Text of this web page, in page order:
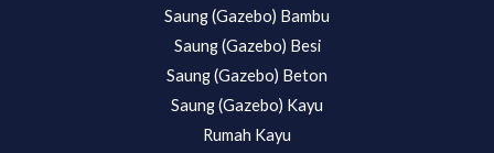
Saung (Gazebo) Bambu
Saung (Gazebo) Besi
Saung (Gazebo) Beton
Saung (Gazebo) Kayu
Rumah Kayu